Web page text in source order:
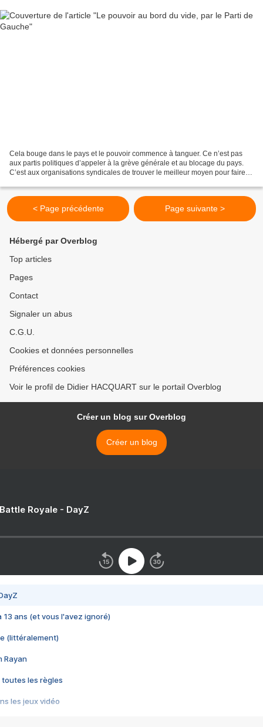
Cela bouge dans le pays et le pouvoir commence à tanguer. Ce n’est pas
aux partis politiques d’appeler à la grève générale et au blocage du pays.
C’est aux organisations syndicales de trouver le meilleur moyen pour faire
< Page précédente Page suivante >
Hébergé par Overblog
Top articles
Pages
Contact
Signaler un abus
C.G.U.
Cookies et données personnelles
Préférences cookies
Voir le profil de Didier HACQUART sur le portail Overblog
Créer un blog sur Overblog
Créer un blog
Royale - DayZ
13 ans (et vous l'avez ignoré)
(littéralement)
Rayan
toutes les règles
les jeux vidéo